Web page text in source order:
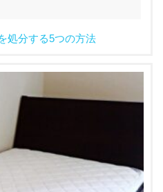
処分する5つの方法